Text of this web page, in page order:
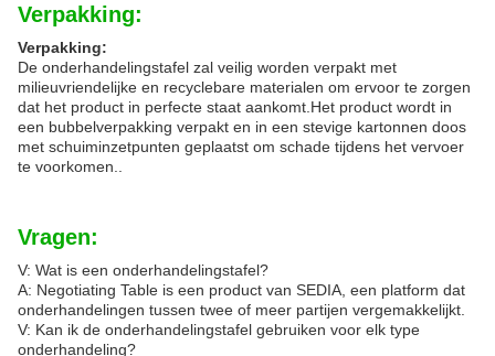
Verpakking:
Verpakking:
De onderhandelingstafel zal veilig worden verpakt met
milieuvriendelijke en recyclebare materialen om ervoor te zorgen
dat het product in perfecte staat aankomt.Het product wordt in
een bubbelverpakking verpakt en in een stevige kartonnen doos
met schuiminzetpunten geplaatst om schade tijdens het vervoer
te voorkomen..
Vragen:
V: Wat is een onderhandelingstafel?
A: Negotiating Table is een product van SEDIA, een platform dat
onderhandelingen tussen twee of meer partijen vergemakkelijkt.
V: Kan ik de onderhandelingstafel gebruiken voor elk type
onderhandeling?